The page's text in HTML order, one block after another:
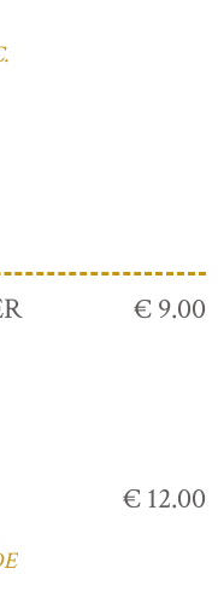
€ 9.00
€ 12.00